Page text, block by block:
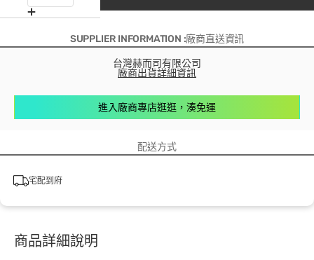
SUPPLIER INFORMATION :廠商直送資訊
台灣赫而司有限公司
廠商出貨詳細資訊
進入廠商專店逛逛，湊免運
配送方式
宅配到府
商品詳細說明